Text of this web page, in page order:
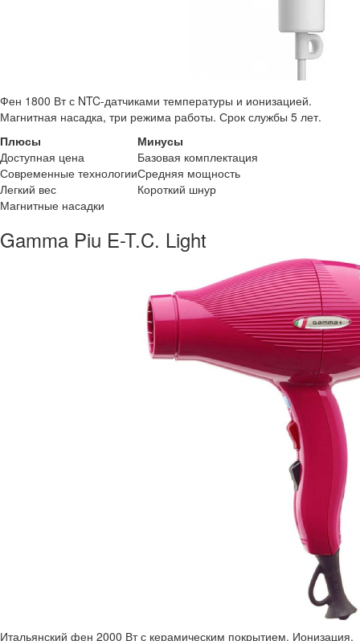
Фен 1800 Вт с NTC-датчиками температуры и ионизацией.
Магнитная насадка, три режима работы. Срок службы 5 лет.
Плюсы
Минусы
Доступная цена
Базовая комплектация
Современные технологииСредняя мощность
Легкий вес
Короткий шнур
Магнитные насадки
Gamma Piu E-T.C. Light
Итальянский фен 2000 Вт с керамическим покрытием. Ионизация,